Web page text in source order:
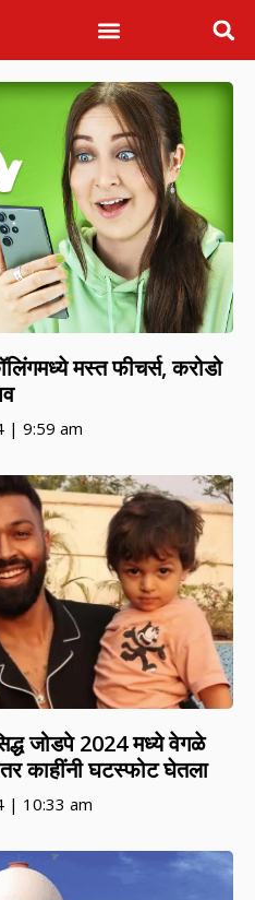
मस्त फीचर्स, करोडो
9:59 am
जोडपे 2024 मध्ये वेगळे
काहींनी घटस्फोट घेतला
10:33 am